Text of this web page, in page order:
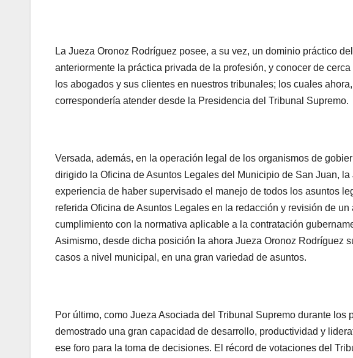
La Jueza Oronoz Rodríguez posee, a su vez, un dominio práctico
anteriormente la práctica privada de la profesión, y conocer de
los abogados y sus clientes en nuestros tribunales; los cuales
correspondería atender desde la Presidencia del Tribunal Supremo.
Versada, además, en la operación legal de los organismos de
dirigido la Oficina de Asuntos Legales del Municipio de San Juan,
experiencia de haber supervisado el manejo de todos los asuntos
referida Oficina de Asuntos Legales en la redacción y revisión de
cumplimiento con la normativa aplicable a la contratación
Asimismo, desde dicha posición la ahora Jueza Oronoz Rodríguez
casos a nivel municipal, en una gran variedad de asuntos.
Por último, como Jueza Asociada del Tribunal Supremo durante
demostrado una gran capacidad de desarrollo, productividad y
ese foro para la toma de decisiones. El récord de votaciones del